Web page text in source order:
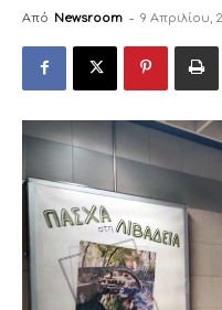
Από Newsroom - 9 Απριλίου,